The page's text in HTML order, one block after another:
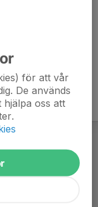
för att vår
De används
oss att